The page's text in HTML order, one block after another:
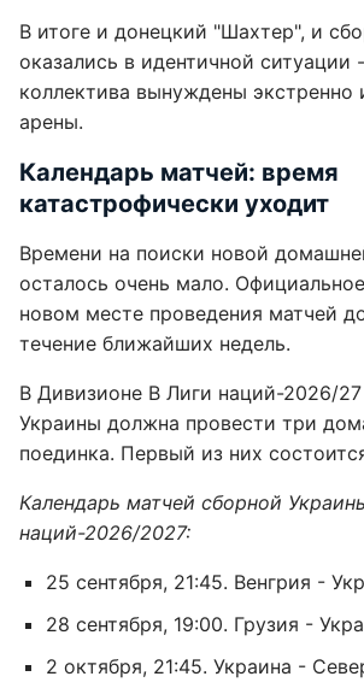
В итоге и донецкий "Шахтер", и
оказались в идентичной ситуации
коллектива вынуждены экстренно
арены.
Календарь матчей: время
катастрофически уходит
Времени на поиски новой
осталось очень мало.
новом месте проведения матчей
течение ближайших недель.
В Дивизионе B Лиги наций-2026/
Украины должна провести три
поединка. Первый из них
Календарь матчей сборной
наций-2026/2027:
25 сентября, 21:45. Венгрия -
28 сентября, 19:00. Грузия -
2 октября, 21:45. Украина -